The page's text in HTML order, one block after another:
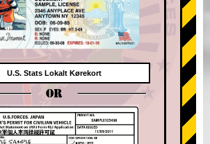
U.S. Stats Lokalt Kørekort
OR